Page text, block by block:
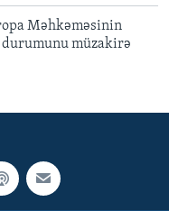
Məhkəməsinin
durumunu müzakirə